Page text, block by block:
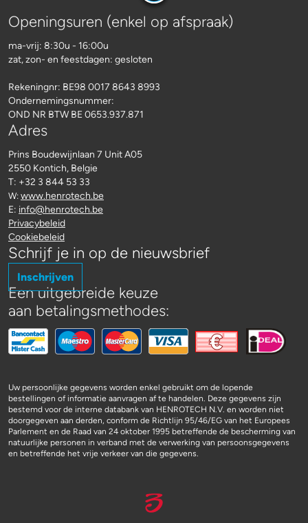
Openingsuren (enkel op afspraak)
ma-vrij: 8:30u - 16:00u
zat, zon- en feestdagen: gesloten
Rekeningnr: BE98 0017 8643 8993
Ondernemingsnummer:
OND NR BTW BE 0653.937.871
Adres
Prins Boudewijnlaan 7 Unit A05
2550 Kontich, Belgie
T: +32 3 844 53 33
W: www.henrotech.be
E: info@henrotech.be
Privacybeleid
Cookiebeleid
Schrijf je in op de nieuwsbrief
Inschrijven
Een uitgebreide keuze
aan betalingsmethodes:
Uw persoonlijke gegevens worden enkel gebruikt om de lopende
bestellingen of informatie aanvragen af te handelen. Deze gegevens zijn
bestemd voor de interne databank van HENROTECH N.V. en worden niet
doorgegeven aan derden, conform de Richtlijn 95/46/EG van het Europees
Parlement en de Raad van 24 oktober 1995 betreffende de bescherming van
natuurlijke personen in verband met de verwerking van persoonsgegevens
en betreffende het vrije verkeer van die gegevens.